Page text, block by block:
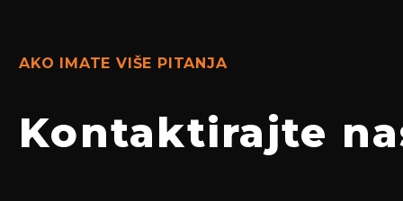
AKO IMATE VIŠE PITANJA
Kontaktirajte